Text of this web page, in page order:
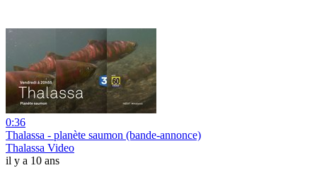
0:36
Thalassa - planète saumon (bande-annonce)
Thalassa Video
il y a 10 ans